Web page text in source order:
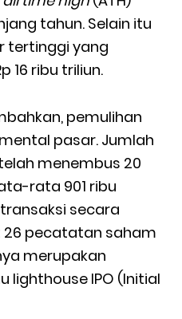
tahun. Selain itu
tertinggi yang
16 ribu triliun.
pemulihan
pasar. Jumlah
menembus 20
rata 901 ribu
secara
26 pecatatan saham
merupakan
lighthouse IPO (Initial